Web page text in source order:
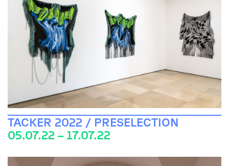
TACKER 2022 / PRESELECTION
05.07.22 – 17.07.22